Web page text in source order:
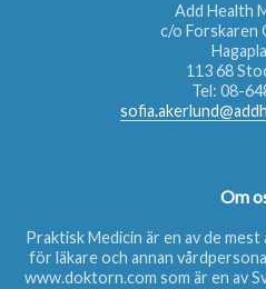
Add Health
c/o Forskaren
113 68
Tel: 08-
Om
Praktisk Medicin är en av de
för läkare och annan
www.doktorn.com som är en av